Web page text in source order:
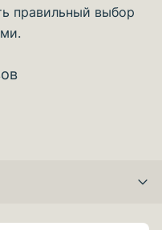
правильный выбор